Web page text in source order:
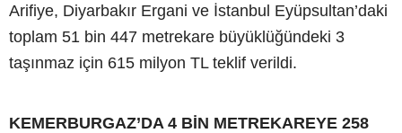
Arifiye, Diyarbakır Ergani ve İstanbul Eyüpsultan’daki
toplam 51 bin 447 metrekare büyüklüğündeki 3
taşınmaz için 615 milyon TL teklif verildi.
KEMERBURGAZ’DA 4 BİN METREKAREYE 258